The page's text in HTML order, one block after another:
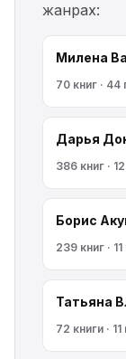
жанрах:
Милена
70 книг · 44
Дарья
386 книг ·
Борис
239 книг ·
Татьяна
72 книги ·